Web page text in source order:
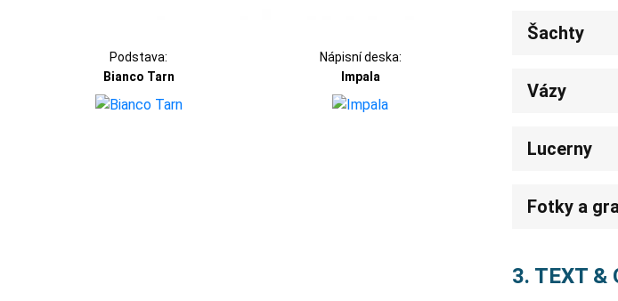
Podstava:
Bianco Tarn
Nápisní deska:
Impala
Šachty
Vázy
Lucerny
Fotky a
3. TEXT &